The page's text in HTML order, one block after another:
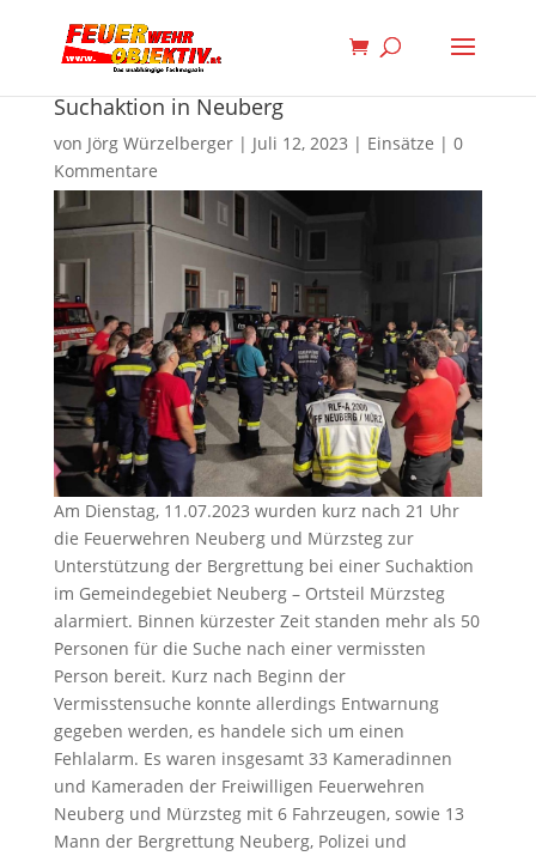
Suchaktion in Neuberg
von Jörg Würzelberger| Juli 12, 2023 | Einsätze | 0
Kommentare
Am Dienstag, 11.07.2023 wurden kurz nach 21 Uhr
die Feuerwehren Neuberg und Mürzsteg zur
Unterstützung der Bergrettung bei einer Suchaktion
im Gemeindegebiet Neuberg – Ortsteil Mürzsteg
alarmiert. Binnen kürzester Zeit standen mehr als 50
Personen für die Suche nach einer vermissten
Person bereit. Kurz nach Beginn der
Vermisstensuche konnte allerdings Entwarnung
gegeben werden, es handele sich um einen
Fehlalarm. Es waren insgesamt 33 Kameradinnen
und Kameraden der Freiwilligen Feuerwehren
Neuberg und Mürzsteg mit 6 Fahrzeugen, sowie 13
Mann der Bergrettung Neuberg, Polizei und